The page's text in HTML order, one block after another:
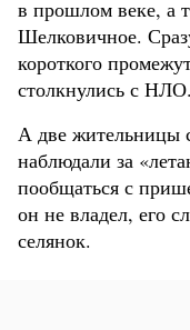
в прошлом веке, а
Шелковичное.
короткого
столкнулись с НЛО.
А две жительницы
наблюдали за
пообщаться с
он не владел, его
селянок.